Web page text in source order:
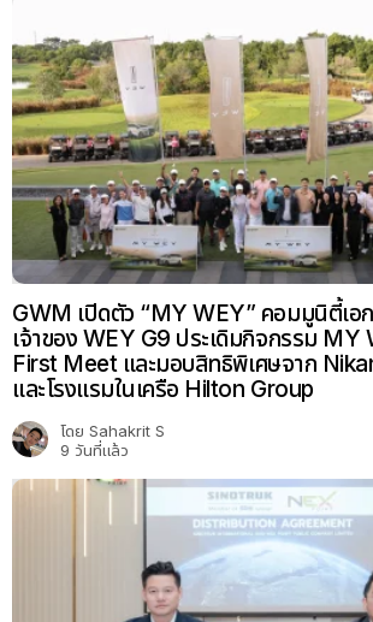
GWM เปิดตัว “MY WEY” คอมมูนิตี้เอ
เจ้าของ WEY G9 ประเดิมกิจกรรม
First Meet และมอบสิทธิพิเศษจาก
และโรงแรมในเครือ Hilton Group
โดย Sahakrit S
9 วันที่แล้ว